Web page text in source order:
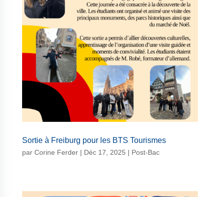
Sortie à Freiburg pour les BTS Tourismes
par Corine Ferder| Déc 17, 2025 | Post-Bac